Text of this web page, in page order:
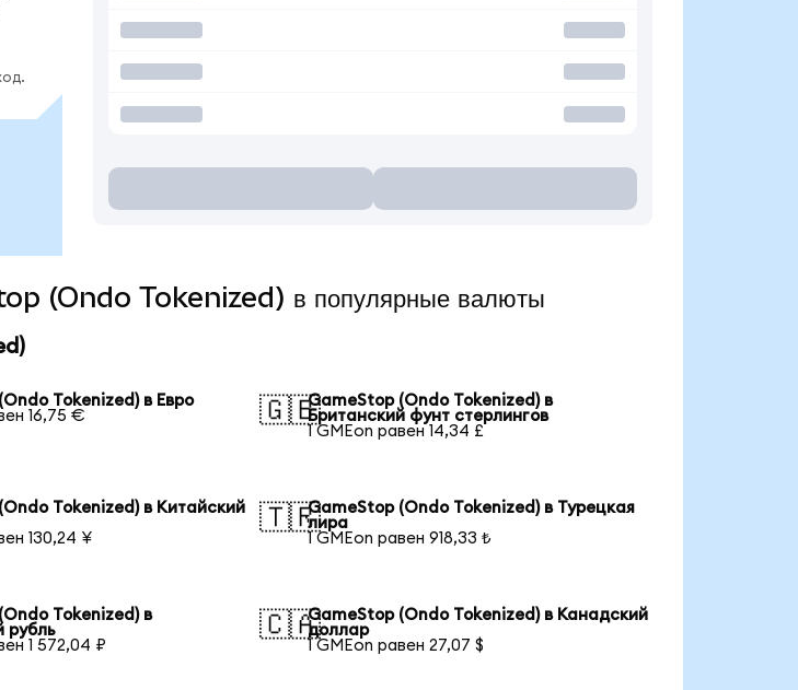
(Ondo Tokenized) в популярные валюты
Tokenized) в Евро
16,75 €
🇬🇧GameStop (Ondo Tokenized) в
Британский фунт стерлингов
1 GMEon равен 14,34 £
Tokenized) в Китайский
130,24 ¥
🇹🇷GameStop (Ondo Tokenized) в Турецкая
лира
1 GMEon равен 918,33 ₺
Tokenized) в
рубль
1 572,04 ₽
🇨🇦GameStop (Ondo Tokenized) в Канадский
доллар
1 GMEon равен 27,07 $